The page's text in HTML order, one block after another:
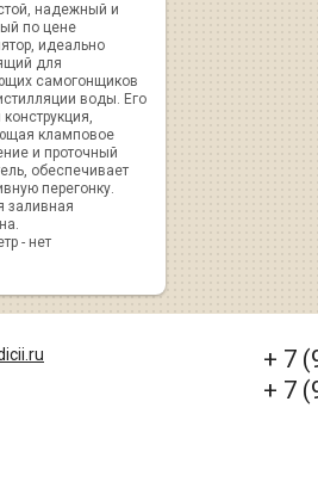
надежный и
по цене
идеально
для
самогонщиков
воды. Его
кламповое
и проточный
обеспечивает
перегонку.
заливная
- нет
+ 7
+ 7